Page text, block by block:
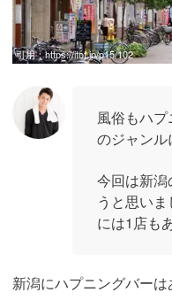
引用：https://itot.jp/p15/102
風俗もハ
のジャンル
今回は新潟
うと思い
には1店も
新潟にハプニングバー